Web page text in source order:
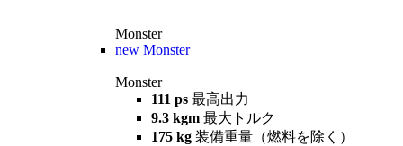
Monster
new Monster
Monster
111 ps 最高出力
9.3 kgm 最大トルク
175 kg 装備重量（燃料を除く）